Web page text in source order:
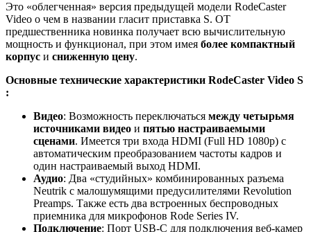
Это «облегченная» версия предыдущей модели RodeCaster
Video о чем в названии гласит приставка S. ОТ
предшественника новинка получает всю вычислительную
мощность и функционал, при этом имея более компактный
корпус и сниженную цену.
Основные технические характеристики RodeCaster Video S
:
Видео: Возможность переключаться между четырьмя
источниками видео и пятью настраиваемыми
сценами. Имеется три входа HDMI (Full HD 1080p) с
автоматическим преобразованием частоты кадров и
один настраиваемый выход HDMI.
Аудио: Два «студийных» комбинированных разъема
Neutrik с малошумящими предусилителями Revolution
Preamps. Также есть два встроенных беспроводных
приемника для микрофонов Rode Series IV.
Подключение: Порт USB-C для подключения веб-камер